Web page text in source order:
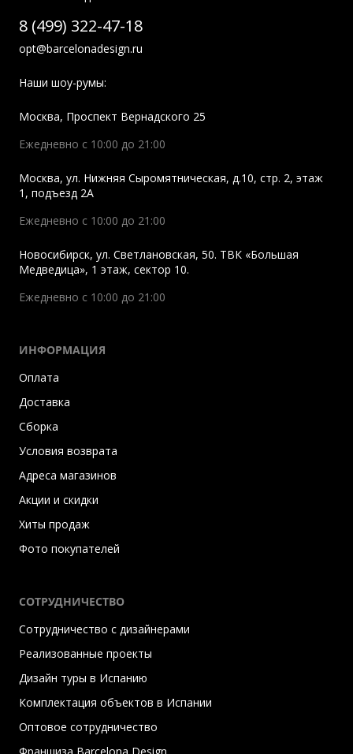
8 (499) 322-47-18
opt@barcelonadesign.ru
Наши шоу-румы:
Москва, Проспект Вернадского 25
Ежедневно с 10:00 до 21:00
Москва, ул. Нижняя Сыромятническая, д.10, стр. 2, этаж
1, подъезд 2A
Ежедневно с 10:00 до 21:00
Новосибирск, ул. Светлановская, 50. ТВК «Большая
Медведица», 1 этаж, сектор 10.
Ежедневно с 10:00 до 21:00
ИНФОРМАЦИЯ
Оплата
Доставка
Сборка
Условия возврата
Адреса магазинов
Акции и скидки
Хиты продаж
Фото покупателей
СОТРУДНИЧЕСТВО
Сотрудничество с дизайнерами
Реализованные проекты
Дизайн туры в Испанию
Комплектация объектов в Испании
Оптовое сотрудничество